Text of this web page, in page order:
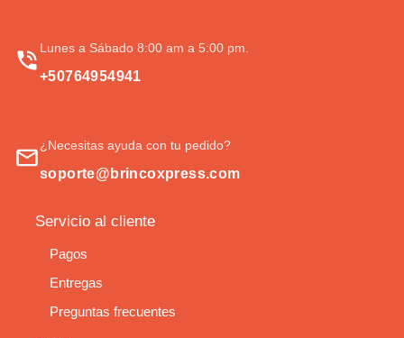
Lunes a Sábado 8:00 am a 5:00 pm.
+50764954941
¿Necesitas ayuda con tu pedido?
soporte@brincoxpress.com
Servicio al cliente
Pagos
Entregas
Preguntas frecuentes